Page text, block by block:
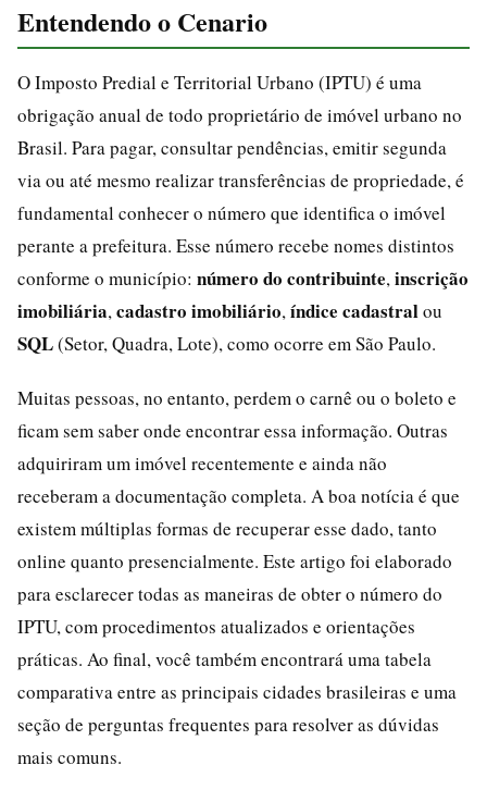
Entendendo o Cenario
O Imposto Predial e Territorial Urbano (IPTU) é uma
obrigação anual de todo proprietário de imóvel urbano no
Brasil. Para pagar, consultar pendências, emitir segunda
via ou até mesmo realizar transferências de propriedade, é
fundamental conhecer o número que identifica o imóvel
perante a prefeitura. Esse número recebe nomes distintos
conforme o município: número do contribuinte, inscrição
imobiliária, cadastro imobiliário, índice cadastralou
SQL(Setor, Quadra, Lote), como ocorre em São Paulo.
Muitas pessoas, no entanto, perdem o carnê ou o boleto e
ficam sem saber onde encontrar essa informação. Outras
adquiriram um imóvel recentemente e ainda não
receberam a documentação completa. A boa notícia é que
existem múltiplas formas de recuperar esse dado, tanto
online quanto presencialmente. Este artigo foi elaborado
para esclarecer todas as maneiras de obter o número do
IPTU, com procedimentos atualizados e orientações
práticas. Ao final, você também encontrará uma tabela
comparativa entre as principais cidades brasileiras e uma
seção de perguntas frequentes para resolver as dúvidas
mais comuns.